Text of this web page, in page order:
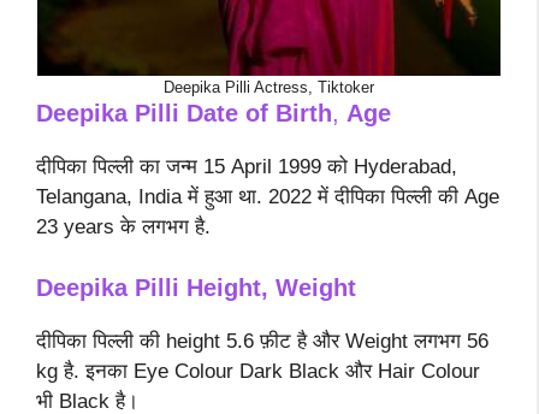
Deepika Pilli Actress, Tiktoker
Deepika Pilli Date of Birth, Age
दीपिका पिल्ली का जन्म 15 April 1999 को Hyderabad,
Telangana, India में हुआ था. 2022 में दीपिका पिल्ली की Age
23 years के लगभग है.
Deepika Pilli Height, Weight
दीपिका पिल्ली की height 5.6 फ़ीट है और Weight लगभग 56
kg है. इनका Eye Colour Dark Black और Hair Colour
भी Black है।